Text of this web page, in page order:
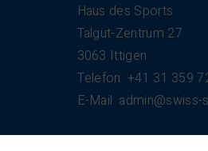
Haus des Sports
Talgut-Zentrum 27
3063 Ittigen
Telefon +41 31 359
E-Mail admin@swiss-